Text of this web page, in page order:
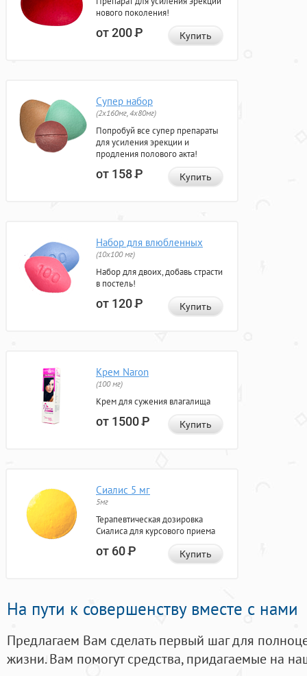
нового поколения!
от 200Р Купить
Супер набор
(2х160мг, 4х80мг)
Попробуй все супер препараты
для усиления эрекции и
продления полового акта!
от 158Р Купить
Набор для влюбленных
(10х100 мг)
Набор для двоих, добавь страсти
в постель!
от 120Р Купить
Крем Naron
(100 мг)
Крем для сужения влагалища
от 1500Р Купить
Сиалис 5 мг
5мг
Терапевтическая дозировка
Сиалиса для курсового приема
от 60Р Купить
На пути к совершенству вместе с нами
Предлагаем Вам сделать первый шаг для
жизни. Вам помогут средства, придагаемые на